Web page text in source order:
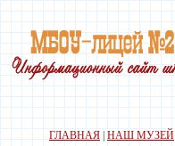
ГЛАВНАЯ НАШ МУЗЕЙ